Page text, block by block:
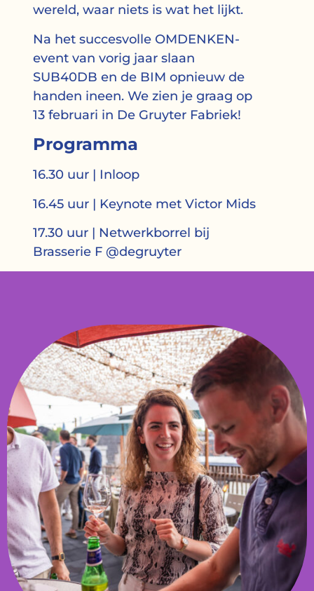
wereld, waar niets is wat het lijkt.
Na het succesvolle OMDENKEN-
event van vorig jaar slaan
SUB40DB en de BIM opnieuw de
handen ineen. We zien je graag op
13 februari in De Gruyter Fabriek!
Programma
16.30 uur | Inloop
16.45 uur | Keynote met Victor Mids
17.30 uur | Netwerkborrel bij
Brasserie F @degruyter